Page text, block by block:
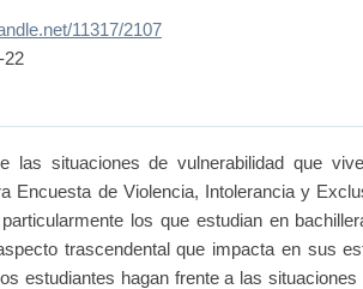
11317/2107
22
las situaciones de vulnerabilidad que
Encuesta de Violencia, Intolerancia y
los que estudian en
trascendental que impacta en sus
estudiantes hagan frente a las